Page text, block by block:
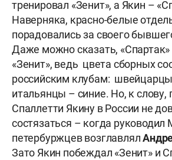
тренировал «Зенит», а Якин –
Наверняка, красно-белые
порадовались за своего
Даже можно сказать, «Спартак»
«Зенит», ведь цвета сборных
российским клубам:
итальянцы – синие. Но, к слову,
Спаллетти Якину в России не
состязаться – когда руководил
петербуржцев возглавлял
Зато Якин побеждал «Зенит» и